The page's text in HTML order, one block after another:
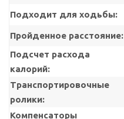
Подходит для ходьбы:
Пройденное расстояние:
Подсчет расхода
калорий:
Транспортировочные
ролики:
Компенсаторы